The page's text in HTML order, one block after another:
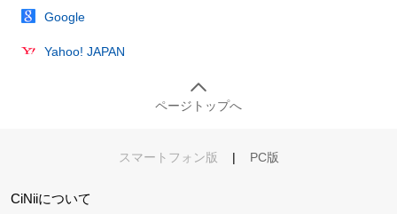
Google
Yahoo! JAPAN
ページトップへ
スマートフォン版 | PC版
CiNiiについて